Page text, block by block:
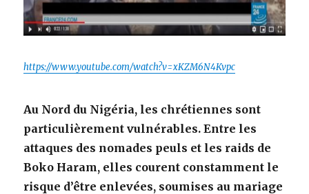
https://www.youtube.com/watch?v=xKZM6N4Kvpc
Au Nord du Nigéria, les chrétiennes sont
particulièrement vulnérables. Entre les
attaques des nomades peuls et les raids de
Boko Haram, elles courent constamment le
risque d’être enlevées, soumises au mariage